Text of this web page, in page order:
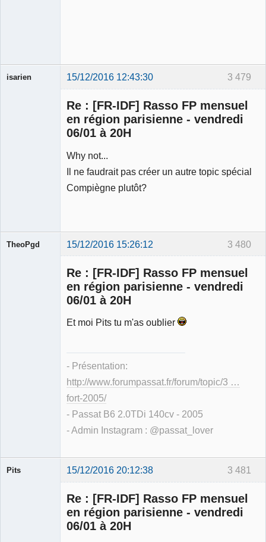
3 479
isarien 15/12/2016 12:43:30
Re : [FR-IDF] Rasso FP mensuel
en région parisienne - vendredi
06/01 à 20H
Why not...
Il ne faudrait pas créer un autre topic spécial
Compiègne plutôt?
3 480
TheoPgd 15/12/2016 15:26:12
Re : [FR-IDF] Rasso FP mensuel
en région parisienne - vendredi
06/01 à 20H
Et moi Pits tu m'as oublier
- Présentation:
http://www.forumpassat.fr/forum/topic/3 …
fort-2005/
- Passat B6 2.0TDi 140cv - 2005
- Admin Instagram : @passat_lover
3 481
Pits 15/12/2016 20:12:38
Re : [FR-IDF] Rasso FP mensuel
en région parisienne - vendredi
06/01 à 20H